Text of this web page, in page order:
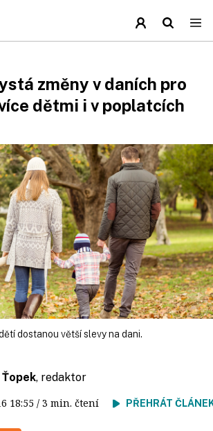
změny v daních pro
dětmi i v poplatcích
dostanou větší slevy na dani.
, redaktor
18:55 / 3 min. čtení PŘEHRÁT